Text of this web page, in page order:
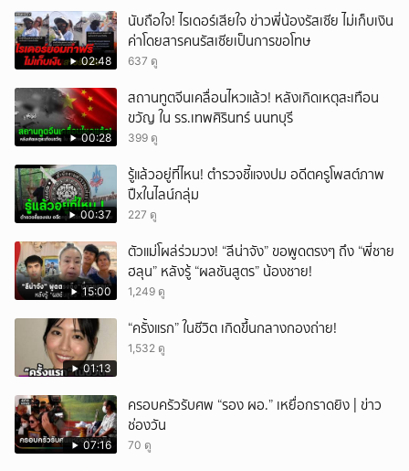
02:48
นับถือใจ! ไรเดอร์เสียใจ ข่าวพี่น้องรัสเซีย ไม่เก็บเงิน
ค่าโดยสารคนรัสเซียเป็นการขอโทษ
637 ดู
00:28
สถานทูตจีนเคลื่อนไหวแล้ว! หลังเกิดเหตุสะเทือน
ขวัญ ใน รร.เทพศิรินทร์ นนทบุรี
399 ดู
00:37
รู้แล้วอยู่ที่ไหน! ตำรวจชี้แจงปม อดีตครูโพสต์ภาพ
ปืxในไลน์กลุ่ม
227 ดู
15:00
ตัวแม่โผล่ร่วมวง! “ลีน่าจัง” ขอพูดตรงๆ ถึง “พี่ชาย
ฮลุน” หลังรู้ “ผลชันสูตร” น้องชาย!
1,249 ดู
01:13
“ครั้งแรก” ในชีวิต เกิดขึ้นกลางกองถ่าย!
1,532 ดู
07:16
ครอบครัวรับศพ “รอง ผอ.” เหยื่อกราดยิง | ข่าว
ช่องวัน
70 ดู